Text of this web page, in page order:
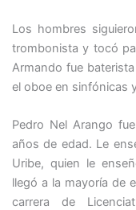
Los hombres
trombonista y tocó
Armando fue
el oboe en sinfónicas
Pedro Nel Arango
años de edad. Le
Uribe, quien le
llegó a la mayoría de
carrera de